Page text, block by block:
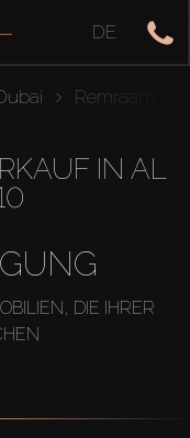
DE
Remraam
IN AL
DIE IHRER